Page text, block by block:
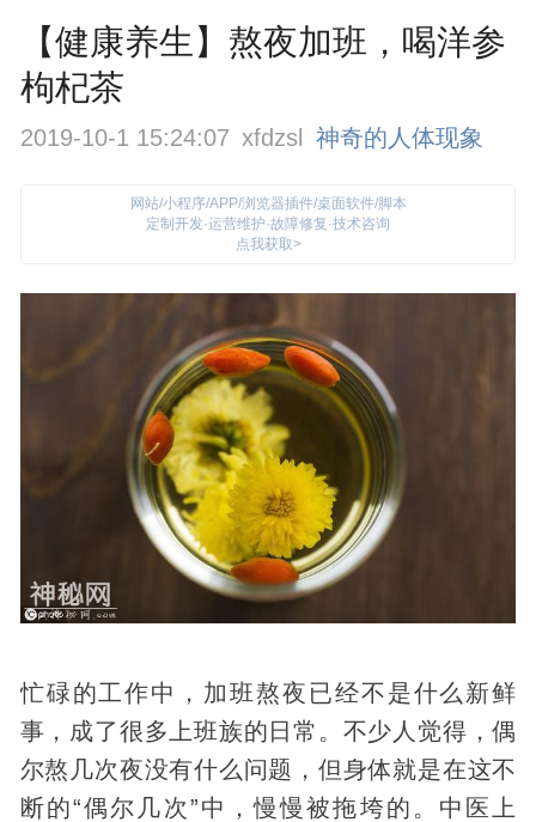
【健康养生】熬夜加班，喝洋参
枸杞茶
2019-10-1 15:24:07 xfdzsl 神奇的人体现象
网站/小程序/APP/浏览器插件/桌面软件/脚本
定制开发·运营维护·故障修复·技术咨询
点我获取>
忙碌的工作中，加班熬夜已经不是什么新鲜
事，成了很多上班族的日常。不少人觉得，偶
尔熬几次夜没有什么问题，但身体就是在这不
断的“偶尔几次”中，慢慢被拖垮的。中医上